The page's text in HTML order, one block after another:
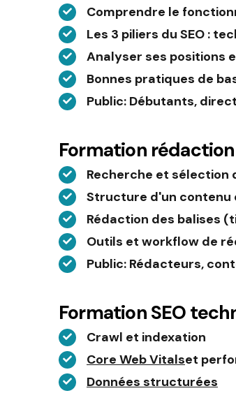
Comprendre le
Les 3 piliers du SEO :
Analyser ses positions
Bonnes pratiques de
Public: Débutants,
Formation rédaction
Recherche et sélection
Structure d'un contenu
Rédaction des balises
Outils et workflow de
Public: Rédacteurs,
Formation SEO
Crawl et indexation
Core Web Vitalset
Données structurées